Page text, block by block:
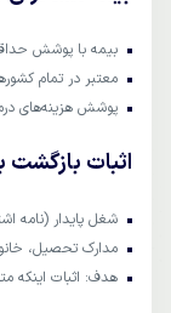
بیمه با پوشش حداقل ۳۰,۰۰۰
معتبر در تمام
پوشش هزینه‌های
اثبات بازگشت
شغل پایدار (نامه
مدارک تحصیل،
هدف: اثبات اینکه